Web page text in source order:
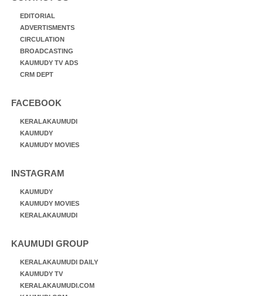
EDITORIAL
ADVERTISMENTS
CIRCULATION
BROADCASTING
KAUMUDY TV ADS
CRM DEPT
FACEBOOK
KERALAKAUMUDI
KAUMUDY
KAUMUDY MOVIES
INSTAGRAM
KAUMUDY
KAUMUDY MOVIES
KERALAKAUMUDI
KAUMUDI GROUP
KERALAKAUMUDI DAILY
KAUMUDY TV
KERALAKAUMUDI.COM